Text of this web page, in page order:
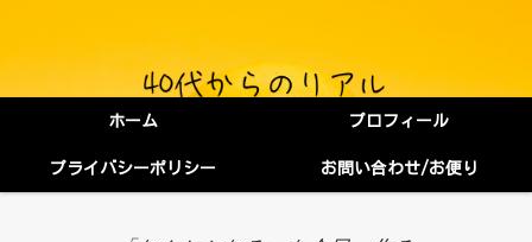
ホーム プロフィール
プライバシーポリシー お問い合わせ/お便り